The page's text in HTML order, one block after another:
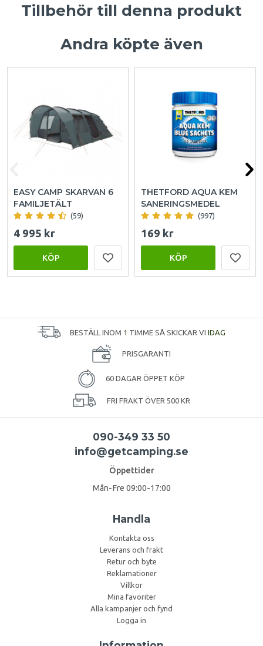
Tillbehör till denna produkt
Andra köpte även
EASY CAMP SKARVAN 6
FAMILJETÄLT
(59)
4 995 kr
KÖP
THETFORD AQUA KEM
SANERINGSMEDEL
(997)
169 kr
KÖP
BESTÄLL INOM 1 TIMME SÅ SKICKAR VI IDAG
PRISGARANTI
60 DAGAR ÖPPET KÖP
FRI FRAKT ÖVER 500 KR
090-349 33 50
info@getcamping.se
Öppettider
Mån-Fre 09:00-17:00
Handla
Kontakta oss
Leverans och frakt
Retur och byte
Reklamationer
Villkor
Mina favoriter
Alla kampanjer och fynd
Logga in